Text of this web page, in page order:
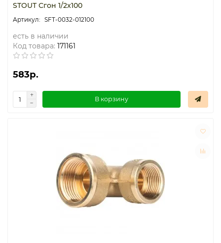
STOUT Сгон 1/2x100
SFT-0032-012100
есть в наличии
Код товара: 171161
583р.
В корзину